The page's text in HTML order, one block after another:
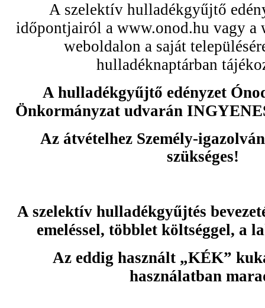
A szelektív hulladékgyűjtő
időpontjairól a www.onod.hu vagy a
weboldalon a saját
hulladéknaptárban
A hulladékgyűjtő edényzet
Önkormányzat udvarán
Az átvételhez Személy-
szükséges!
A szelektív hulladékgyűjtés
emeléssel, többlet költséggel, a
Az eddig használt „KÉK”
használatban